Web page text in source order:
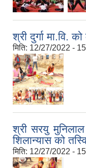
श्री दुर्गा मा.वि.
मिति: 12/27/2022 -
श्री सरयु मुनिलाल
शिलान्यास को
मिति: 12/27/2022 -